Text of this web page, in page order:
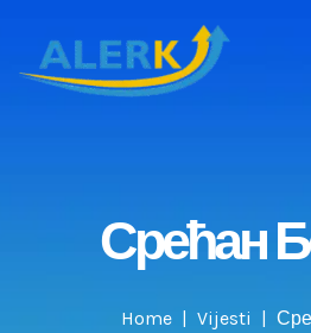
Срећан
Home Vijesti